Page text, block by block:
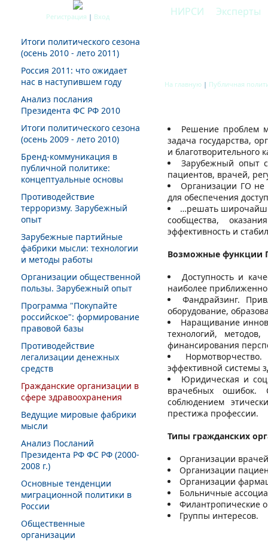
Регистрация | Вход
Итоги политического сезона
(осень 2010 - лето 2011)
Россия 2011: что ожидает
нас в наступившем году
Анализ послания
Президента ФС РФ 2010
Итоги политического сезона
(осень 2009 - лето 2010)
Бренд-коммуникация в
публичной политике:
концептуальные основы
Противодействие
терроризму. Зарубежный
опыт
Зарубежные партийные
фабрики мысли: технологии
и методы работы
Организации общественной
пользы. Зарубежный опыт
Программа "Покупайте
российское": формирование
правовой базы
Противодействие
легализации денежных
средств
Гражданские организации в
сфере здравоохранения
Ведущие мировые фабрики
мысли
Анализ Посланий
Президента РФ ФС РФ (2000-
2008 г.)
Основные тенденции
миграционной политики в
России
Общественные
организации
НИРСИ Эксперты
На главную | Публичная
Решение проблем
задача государства,
и благотворительного
Зарубежный опыт
пациентов, врачей,
Организации ГО не
для обеспечения
…решать
сообщества,
эффективность и
Возможные функции
Доступность и
наиболее
Фандрайзинг.
оборудование,
Наращивание
технологий,
финансирования
эффективной системы
Юридическая и
врачебных ошибок.
соблюдением
престижа профессии.
Типы гражданских
Организации
Организации
Организации
Больничные
Филантропические
Группы интересов.